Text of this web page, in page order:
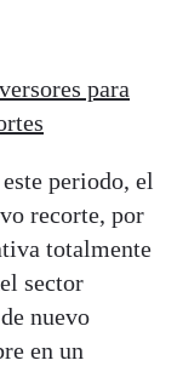
para
periodo, el
recorte, por
totalmente
sector
nuevo
en un